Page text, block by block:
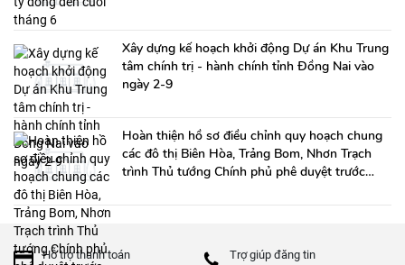
Xây dựng kế hoạch khởi động Dự án Khu Trung
tâm chính trị - hành chính tỉnh Đồng Nai vào
ngày 2-9
Hoàn thiện hồ sơ điều chỉnh quy hoạch chung
các đô thị Biên Hòa, Trảng Bom, Nhơn Trạch
trình Thủ tướng Chính phủ phê duyệt trước
Hỗ trợ thanh toán Trợ giúp đăng tin